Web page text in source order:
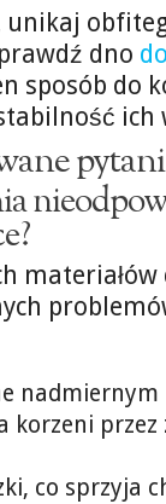
unikaj
dno
sposób do
ich
materiałów
korzeni
co sprzyja